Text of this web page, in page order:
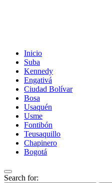
Inicio
Suba
Kennedy
Engativá
Ciudad Bolívar
Bosa
Usaquén
Usme
Fontibón
Teusaquillo
Chapinero
Bogotá
Search for: